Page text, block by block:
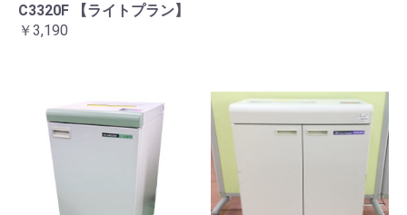
C3320F 【ライトプラン】
￥3,190